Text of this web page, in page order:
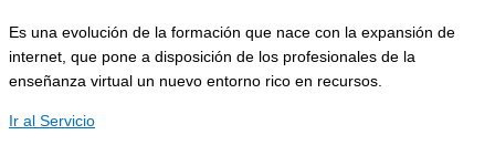
Es una evolución de la formación que nace con la expansión de
internet, que pone a disposición de los profesionales de la
enseñanza virtual un nuevo entorno rico en recursos.
Ir al Servicio